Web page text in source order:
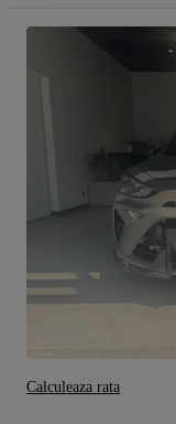
Calculeaza rata